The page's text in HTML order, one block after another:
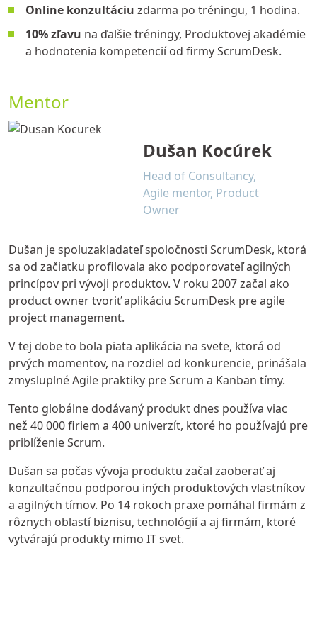
Online konzultáciu zdarma po tréningu, 1 hodina.
10% zľavu na ďalšie tréningy, Produktovej akadémie
a hodnotenia kompetencií od firmy ScrumDesk.
Mentor
Dušan Kocúrek
Head of Consultancy,
Agile mentor, Product
Owner
Dušan je spoluzakladateľ spoločnosti ScrumDesk, ktorá
sa od začiatku profilovala ako podporovateľ agilných
princípov pri vývoji produktov. V roku 2007 začal ako
product owner tvoriť aplikáciu ScrumDesk pre agile
project management.
V tej dobe to bola piata aplikácia na svete, ktorá od
prvých momentov, na rozdiel od konkurencie, prinášala
zmysluplné Agile praktiky pre Scrum a Kanban tímy.
Tento globálne dodávaný produkt dnes používa viac
než 40 000 firiem a 400 univerzít, ktoré ho používajú pre
priblíženie Scrum.
Dušan sa počas vývoja produktu začal zaoberať aj
konzultačnou podporou iných produktových vlastníkov
a agilných tímov. Po 14 rokoch praxe pomáhal firmám z
rôznych oblastí biznisu, technológií a aj firmám, ktoré
vytvárajú produkty mimo IT svet.